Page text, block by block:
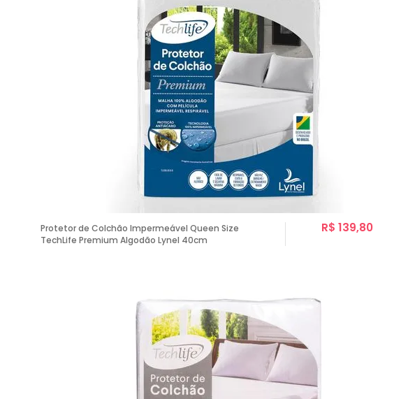
Protetor de Colchão Impermeável Queen Size
TechLife Premium Algodão Lynel 40cm
R$ 139,80